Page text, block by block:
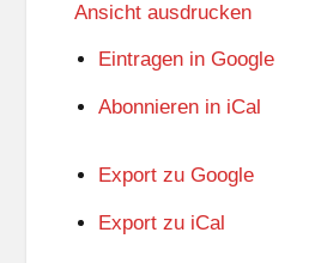
Ansicht ausdrucken
Eintragen in Google
Abonnieren in iCal
Export zu Google
Export zu iCal